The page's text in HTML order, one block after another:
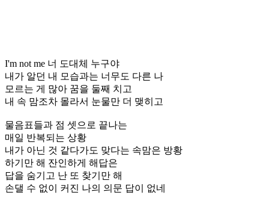
I'm not me 너 도대체 누구야
내가 알던 내 모습과는 너무도 다른 나
모르는 게 많아 꿈을 둘째 치고
내 속 맘조차 몰라서 눈물만 더 맺히고
물음표들과 점 셋으로 끝나는
매일 반복되는 상황
내가 아닌 것 같다가도 맞다는 속맘은 방황
하기만 해 잔인하게 해답은
답을 숨기고 난 또 찾기만 해
손댈 수 없이 커진 나의 의문 답이 없네